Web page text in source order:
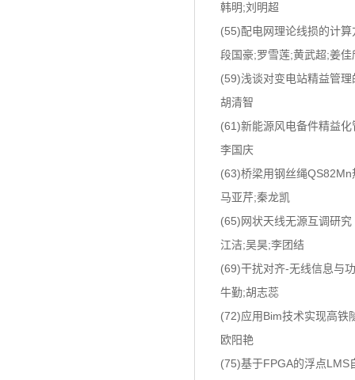
韩明;刘明超
(55)配电网理论线损的计
段国豪;罗雪莲;黄武超;姜佳
(59)浅谈对变电站精益管理
胡清智
(61)新能源风电备件精益化
李国庆
(63)桥梁用钢丝绳
马亚芹;秦龙凯
(65)网状天线无源互调研究
江洁;吴昊;李团结
(69)干扰对齐-无线信息与
牛勤;胡志蕊
(72)应用Bim技术实现高铁
欧阳艳
(75)基于FPGA的浮点LMS